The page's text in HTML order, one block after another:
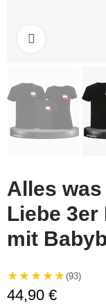
Alles
Liebe 3er
mit
★★★★★(93)
44,90 €